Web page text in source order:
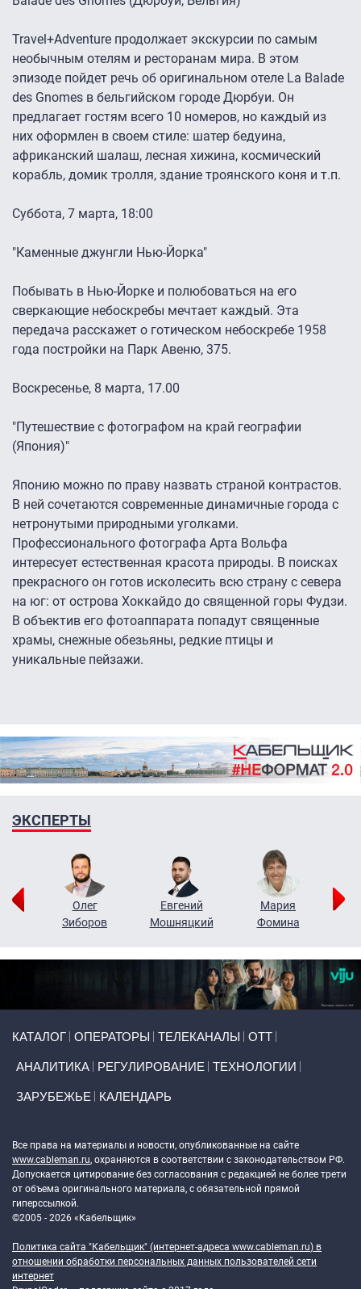
Travel+Adventure продолжает экскурсии по самым
необычным отелям и ресторанам мира. В этом
эпизоде пойдет речь об оригинальном отеле La Balade
des Gnomes в бельгийском городе Дюрбуи. Он
предлагает гостям всего 10 номеров, но каждый из
них оформлен в своем стиле: шатер бедуина,
африканский шалаш, лесная хижина, космический
корабль, домик тролля, здание троянского коня и т.п.
Суббота, 7 марта, 18:00
"Каменные джунгли Нью-Йорка"
Побывать в Нью-Йорке и полюбоваться на его
сверкающие небоскребы мечтает каждый. Эта
передача расскажет о готическом небоскребе 1958
года постройки на Парк Авеню, 375.
Воскресенье, 8 марта, 17.00
"Путешествие с фотографом на край географии
(Япония)"
Японию можно по праву назвать страной контрастов.
В ней сочетаются современные динамичные города с
нетронутыми природными уголками.
Профессионального фотографа Арта Вольфа
интересует естественная красота природы. В поисках
прекрасного он готов исколесить всю страну с севера
на юг: от острова Хоккайдо до священной горы Фудзи.
В объектив его фотоаппарата попадут священные
храмы, снежные обезьяны, редкие птицы и
уникальные пейзажи.
ЭКСПЕРТЫ
Олег
Зиборов
Евгений
Мошняцкий
Мария
Фомина
КАТАЛОГ ОПЕРАТОРЫ ТЕЛЕКАНАЛЫ ОТТ
АНАЛИТИКА РЕГУЛИРОВАНИЕ ТЕХНОЛОГИИ
ЗАРУБЕЖЬЕ КАЛЕНДАРЬ
Все права на материалы и новости, опубликованные на сайте
www.cableman.ru, охраняются в соответствии с законодательством РФ.
Допускается цитирование без согласования с редакцией не более трети
от объема оригинального материала, с обязательной прямой
гиперссылкой.
©2005 - 2026 «Кабельщик»
Политика сайта "Кабельщик" (интернет-адреса www.cableman.ru) в
отношении обработки персональных данных пользователей сети
интернет